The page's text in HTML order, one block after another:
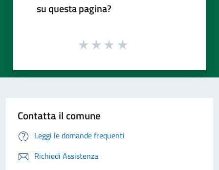
su questa pagina?
Contatta il comune
Leggi le domande frequenti
Richiedi Assistenza